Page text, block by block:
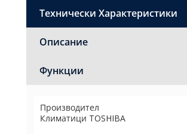
Технически Характеристики
Описание
Функции
Производител
Климатици TOSHIBA